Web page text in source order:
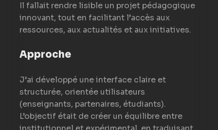
Il fallait rendre lisible un projet pédagogique
innovant, tout en facilitant l’accès aux
ressources, aux actualités et aux initiatives.
Approche
J’ai développé une interface claire et
structurée, orientée utilisateurs
(enseignants, partenaires, étudiants).
L’objectif était de créer un équilibre entre